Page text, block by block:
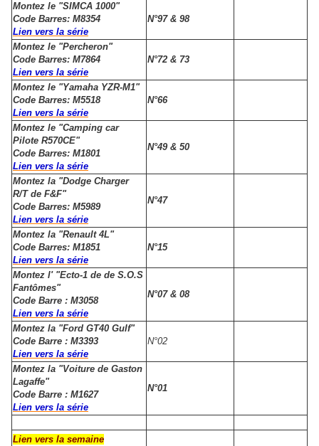
Montez le "SIMCA 1000"
Code Barres: M8354
Lien vers la série
N°97 & 98
Montez le "Percheron"
Code Barres: M7864
Lien vers la série
N°72 & 73
Montez le "Yamaha YZR-M1"
Code Barres: M5518
Lien vers la série
N°66
Montez le "Camping car
Pilote R570CE"
Code Barres: M1801
Lien vers la série
N°49 & 50
Montez la "Dodge Charger
R/T de F&F"
Code Barres: M5989
Lien vers la série
N°47
Montez la "Renault 4L"
Code Barres: M1851
Lien vers la série
N°15
Montez l' "Ecto-1 de de S.O.S
Fantômes"
Code Barre : M3058
Lien vers la série
N°07 & 08
Montez la "Ford GT40 Gulf"
Code Barre : M3393
Lien vers la série
N°02
Montez la "Voiture de Gaston
Lagaffe"
Code Barre : M1627
Lien vers la série
N°01
Lien vers la semaine